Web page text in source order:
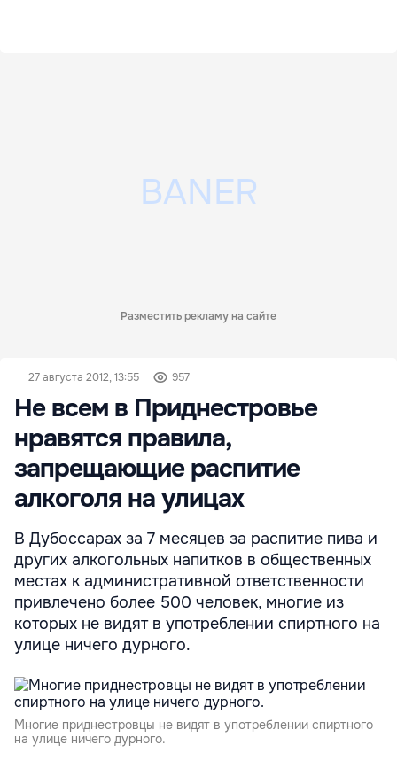
Разместить рекламу на сайте
27 августа 2012, 13:55 957
Не всем в Приднестровье
нравятся правила,
запрещающие распитие
алкоголя на улицах
В Дубоссарах за 7 месяцев за распитие пива и
других алкогольных напитков в общественных
местах к административной ответственности
привлечено более 500 человек, многие из
которых не видят в употреблении спиртного на
улице ничего дурного.
Многие приднестровцы не видят в употреблении спиртного
на улице ничего дурного.